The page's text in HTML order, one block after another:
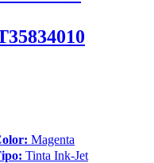
Magenta
Tinta Ink-Jet